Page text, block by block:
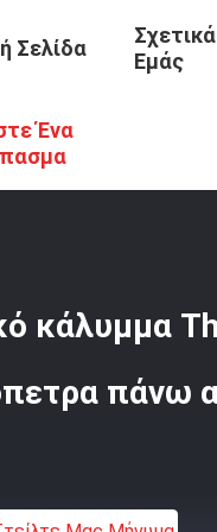
Σελίδα
Εμάς
ΈναΚουρτίνα Αέρα
κάλυμμα
πάνω